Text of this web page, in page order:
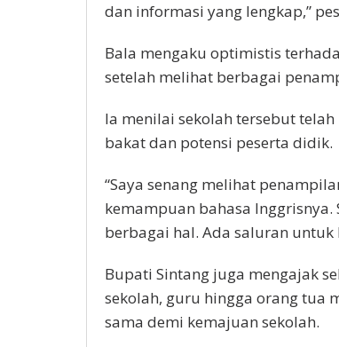
dan informasi yang lengkap,”
Bala mengaku optimistis
setelah melihat berbagai
Ia menilai sekolah tersebut
bakat dan potensi peserta didik.
“Saya senang melihat
kemampuan bahasa
berbagai hal. Ada saluran
Bupati Sintang juga mengajak
sekolah, guru hingga orang tua
sama demi kemajuan sekolah.